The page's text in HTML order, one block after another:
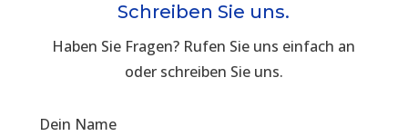
Schreiben Sie uns.
Haben Sie Fragen? Rufen Sie uns einfach an
oder schreiben Sie uns.
Dein Name